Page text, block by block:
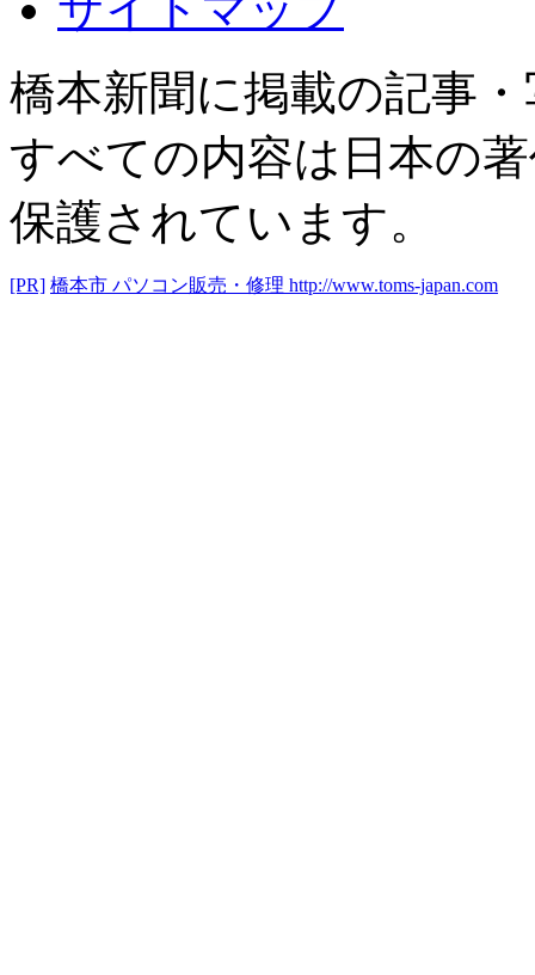
橋本新聞に掲載の記事
すべての内容は日本の
保護されています。
[PR] 橋本市 パソコン販売・修理 http://www.toms-japan.com